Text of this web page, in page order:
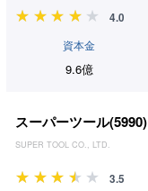
4.0
資本金
9.6億
スーパーツール(5990)
SUPER TOOL CO., LTD.
3.5